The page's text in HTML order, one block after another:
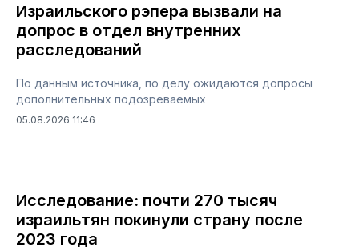
Израильского рэпера вызвали на
допрос в отдел внутренних
расследований
По данным источника, по делу ожидаются допросы
дополнительных подозреваемых
05.08.2026 11:46
Исследование: почти 270 тысяч
израильтян покинули страну после
2023 года